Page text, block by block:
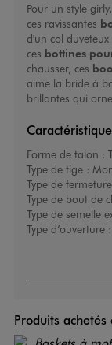
Pour un style
ces ravissantes
d'un col
ces bottines
chausser, ces
aime la bride à
brillantes qui
Forme de talon :
Type de tige :
Type de
Type de bout de
Type de semelle
Type d’ouverture :
Produits achetés